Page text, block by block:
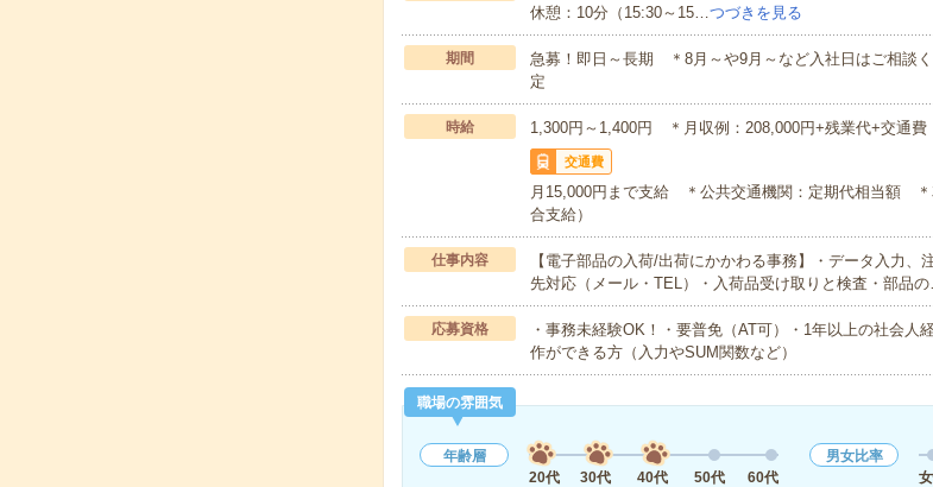
休憩：10分（15:30～15…つづきを見る
期間
急募！即日～長期 ＊8月～や9月～など入社日はご相談
定
時給 1,300円～1,400円 ＊月収例：208,000円+残業代+交通費
交通費
月15,000円まで支給 ＊公共交通機関：定期代相当額
合支給）
仕事内容
【電子部品の入荷/出荷にかかわる事務】・データ入力、
先対応（メール・TEL）・入荷品受け取りと検査・部品
応募資格
・事務未経験OK！・要普免（AT可）・1年以上の社会人
作ができる方（入力やSUM関数など）
職場の雰囲気
年齢層
20代
30代 40代 50代 60代
男女比率